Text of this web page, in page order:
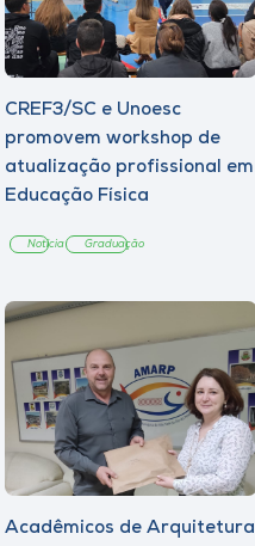
CREF3/SC e Unoesc
promovem workshop de
atualização profissional em
Educação Física
Notícia Graduação
Acadêmicos de Arquitetura